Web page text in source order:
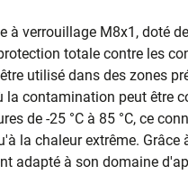
à verrouillage M8x1, doté
totale contre les
utilisé dans des zones
la contamination peut être
de -25 °C à 85 °C, ce
la chaleur extrême.
adapté à son domaine